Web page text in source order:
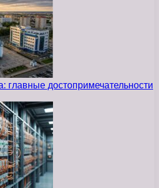
главные достопримечательности